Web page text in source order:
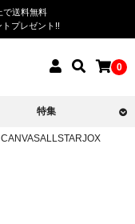
で送料無料
プレゼント!!
0
特集
CANVASALLSTARJOX